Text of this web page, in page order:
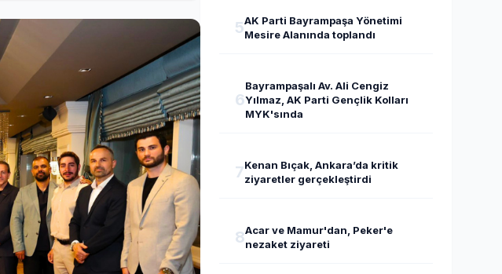
5AK Parti Bayrampaşa Yönetimi
Mesire Alanında toplandı
6
Bayrampaşalı Av. Ali Cengiz
Yılmaz, AK Parti Gençlik Kolları
MYK'sında
7Kenan Bıçak, Ankara’da kritik
ziyaretler gerçekleştirdi
8Acar ve Mamur'dan, Peker'e
nezaket ziyareti